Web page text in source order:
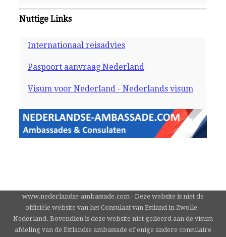
Nuttige Links
Internationaal reisadvies
Paspoort aanvraag Nederland
Visum voor Nederland - Nederlands visum
www.nederlandse-ambassade.com - Deze website is niet de
officiële website van het Consulaat van Estland in Zwolle -
Nederland. Bovendien is deze website niet gelieerd aan de visum
afdeling van de Estlandse ambassade of enige andere consulaire